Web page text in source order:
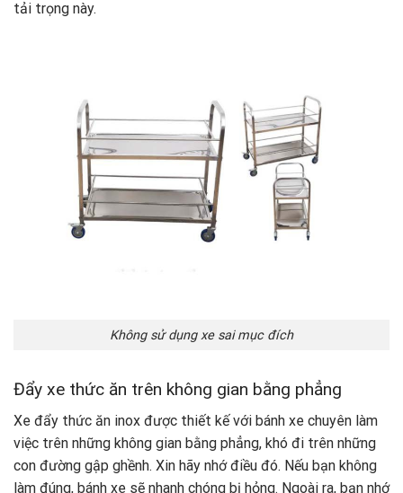
tải trọng này.
Không sử dụng xe sai mục đích
Đẩy xe thức ăn trên không gian bằng phẳng
Xe đẩy thức ăn inox được thiết kế với bánh xe chuyên làm
việc trên những không gian bằng phẳng, khó đi trên những
con đường gập ghềnh. Xin hãy nhớ điều đó. Nếu bạn không
làm đúng, bánh xe sẽ nhanh chóng bị hỏng. Ngoài ra, bạn nhớ